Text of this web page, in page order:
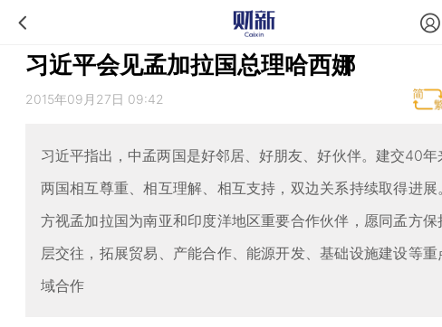
习近平会见孟加拉国总理哈西娜
2015年09月27日 09:42
习近平指出，中孟两国是好邻居、好朋友、好伙伴。建交40年
两国相互尊重、相互理解、相互支持，双边关系持续取得进展
方视孟加拉国为南亚和印度洋地区重要合作伙伴，愿同孟方保
层交往，拓展贸易、产能合作、能源开发、基础设施建设等重
域合作